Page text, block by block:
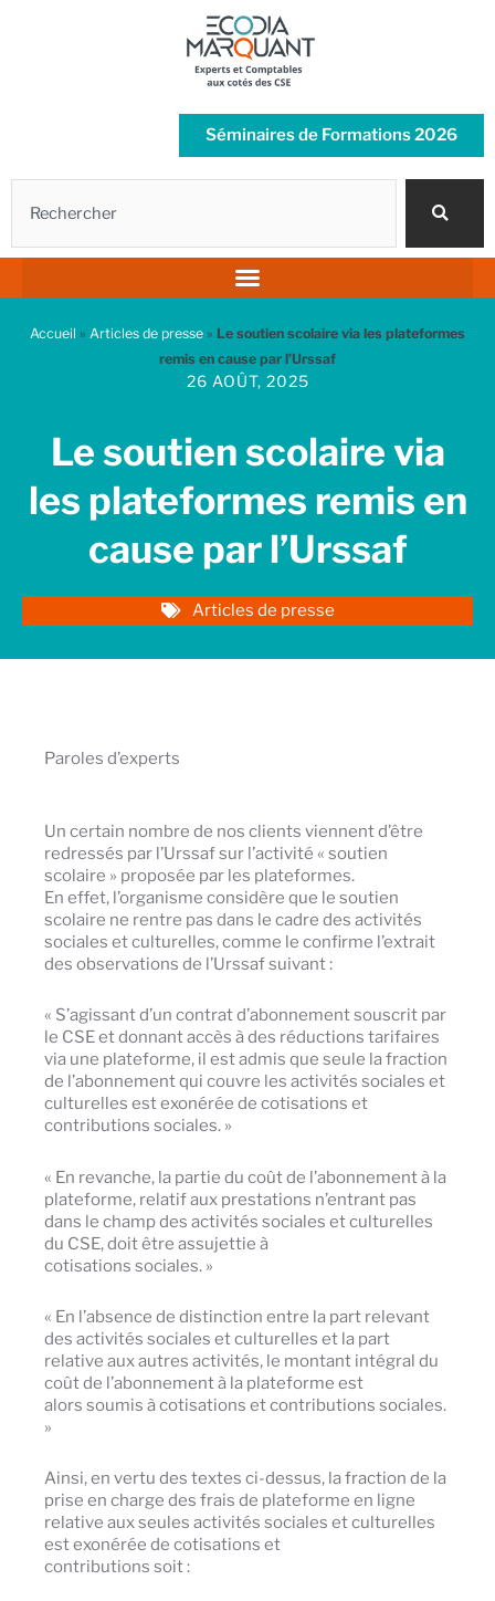
Séminaires de Formations 2026
Accueil » Articles de presse » Le soutien scolaire via les plateformes
remis en cause par l’Urssaf
26 AOÛT, 2025
Le soutien scolaire via
les plateformes remis en
cause par l’Urssaf
Articles de presse
Paroles d’experts
Un certain nombre de nos clients viennent d’être
redressés par l’Urssaf sur l’activité « soutien
scolaire » proposée par les plateformes.
En effet, l’organisme considère que le soutien
scolaire ne rentre pas dans le cadre des activités
sociales et culturelles, comme le confirme l’extrait
des observations de l’Urssaf suivant :
« S’agissant d’un contrat d’abonnement souscrit par
le CSE et donnant accès à des réductions tarifaires
via une plateforme, il est admis que seule la fraction
de l’abonnement qui couvre les activités sociales et
culturelles est exonérée de cotisations et
contributions sociales. »
« En revanche, la partie du coût de l’abonnement à la
plateforme, relatif aux prestations n’entrant pas
dans le champ des activités sociales et culturelles
du CSE, doit être assujettie à
cotisations sociales. »
« En l’absence de distinction entre la part relevant
des activités sociales et culturelles et la part
relative aux autres activités, le montant intégral du
coût de l’abonnement à la plateforme est
alors soumis à cotisations et contributions sociales.
»
Ainsi, en vertu des textes ci-dessus, la fraction de la
prise en charge des frais de plateforme en ligne
relative aux seules activités sociales et culturelles
est exonérée de cotisations et
contributions soit :